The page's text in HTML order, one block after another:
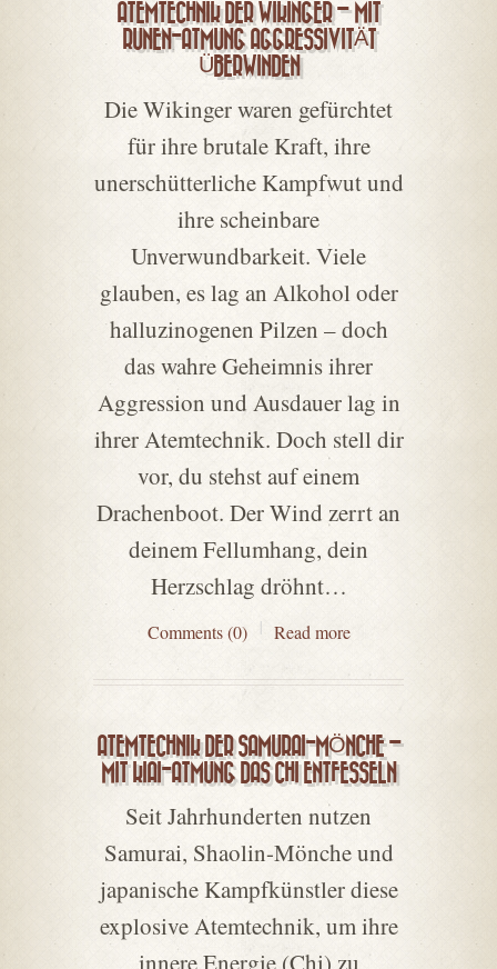
ATEMTECHNIK DER WIKINGER – MIT
RUNEN-ATMUNG AGGRESSIVITÄT
ÜBERWINDEN
Die Wikinger waren gefürchtet
für ihre brutale Kraft, ihre
unerschütterliche Kampfwut und
ihre scheinbare
Unverwundbarkeit. Viele
glauben, es lag an Alkohol oder
halluzinogenen Pilzen – doch
das wahre Geheimnis ihrer
Aggression und Ausdauer lag in
ihrer Atemtechnik. Doch stell dir
vor, du stehst auf einem
Drachenboot. Der Wind zerrt an
deinem Fellumhang, dein
Herzschlag dröhnt…
Comments (0) Read more
ATEMTECHNIK DER SAMURAI-MÖNCHE –
MIT KIAI-ATMUNG DAS CHI ENTFESSELN
Seit Jahrhunderten nutzen
Samurai, Shaolin-Mönche und
japanische Kampfkünstler diese
explosive Atemtechnik, um ihre
innere Energie (Chi) zu